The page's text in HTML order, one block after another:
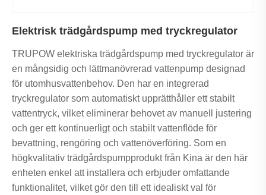
Elektrisk trädgårdspump med tryckregulator
TRUPOW elektriska trädgårdspump med tryckregulator är
en mångsidig och lättmanövrerad vattenpump designad
för utomhusvattenbehov. Den har en integrerad
tryckregulator som automatiskt upprätthåller ett stabilt
vattentryck, vilket eliminerar behovet av manuell justering
och ger ett kontinuerligt och stabilt vattenflöde för
bevattning, rengöring och vattenöverföring. Som en
högkvalitativ trädgårdspumpprodukt från Kina är den här
enheten enkel att installera och erbjuder omfattande
funktionalitet, vilket gör den till ett idealiskt val för